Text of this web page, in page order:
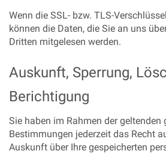
Wenn die SSL- bzw. TLS-
können die Daten, die Sie an uns
Dritten mitgelesen werden.
Auskunft, Sperrung,
Berichtigung
Sie haben im Rahmen der geltenden
Bestimmungen jederzeit das Recht
Auskunft über Ihre gespeicherten